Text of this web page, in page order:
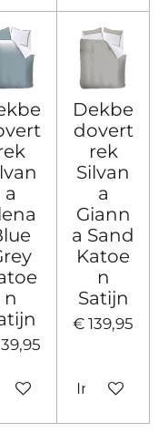
a
n
winkelwagen
Dekbe
dovert
rek
Silvan
a
Giann
a Sand
Katoe
n
Satijn
€ 139,95
In